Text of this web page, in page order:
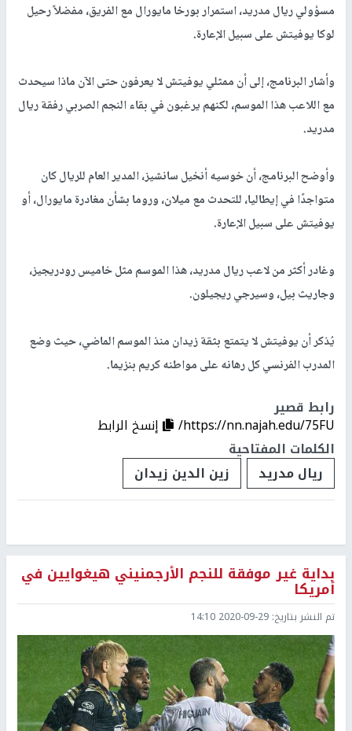
مسؤولي ريال مدريد، استمرار بورخا مايورال مع الفريق، مفضلاً رحيل
لوكا يوفيتش على سبيل الإعارة.
وأشار البرنامج، إلى أن ممثلي يوفيتش لا يعرفون حتى الآن ماذا سيحدث
مع اللاعب هذا الموسم، لكنهم يرغبون في بقاء النجم الصربي رفقة ريال
مدريد.
وأوضح البرنامج، أن خوسيه أنخيل سانشيز، المدير العام للريال كان
متواجدًا في إيطاليا، للتحدث مع ميلان، وروما بشأن مغادرة مايورال، أو
يوفيتش على سبيل الإعارة.
وغادر أكثر من لاعب ريال مدريد، هذا الموسم مثل خاميس رودريجيز،
وجاريث بيل، وسيرجي ريجيلون.
يُذكر أن يوفيتش لا يتمتع بثقة زيدان منذ الموسم الماضي، حيث وضع
المدرب الفرنسي كل رهانه على مواطنه كريم بنزيما.
رابط قصير
https://nn.najah.edu/75FU/
إنسخ الرابط
الكلمات المفتاحية
ريال مدريد
زين الدين زيدان
بداية غير موفقة للنجم الأرجمنيني هيغوايين في
أمريكا
تم النشر بتاريخ: 2020-09-29 14:10